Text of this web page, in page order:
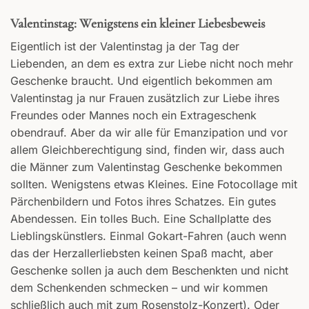
Valentinstag: Wenigstens ein kleiner Liebesbeweis
Eigentlich ist der Valentinstag ja der Tag der
Liebenden, an dem es extra zur Liebe nicht noch mehr
Geschenke braucht. Und eigentlich bekommen am
Valentinstag ja nur Frauen zusätzlich zur Liebe ihres
Freundes oder Mannes noch ein Extrageschenk
obendrauf. Aber da wir alle für Emanzipation und vor
allem Gleichberechtigung sind, finden wir, dass auch
die Männer zum Valentinstag Geschenke bekommen
sollten. Wenigstens etwas Kleines. Eine Fotocollage mit
Pärchenbildern und Fotos ihres Schatzes. Ein gutes
Abendessen. Ein tolles Buch. Eine Schallplatte des
Lieblingskünstlers. Einmal Gokart-Fahren (auch wenn
das der Herzallerliebsten keinen Spaß macht, aber
Geschenke sollen ja auch dem Beschenkten und nicht
dem Schenkenden schmecken – und wir kommen
schließlich auch mit zum Rosenstolz-Konzert). Oder